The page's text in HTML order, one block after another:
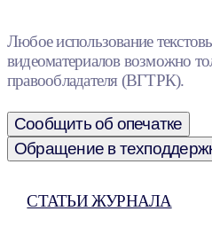
Любое использование
видеоматериалов возможно
правообладателя (ВГТРК).
Сообщить об опечатке
Обращение в
СТАТЬИ ЖУРНАЛА